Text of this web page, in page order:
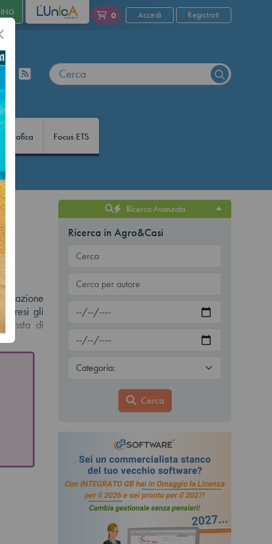
L'UNICA 0 Accedi Registrati
Focus ETS
gli
di
Ricerca Avanzata
Ricerca in Agro&Casi
Cerca